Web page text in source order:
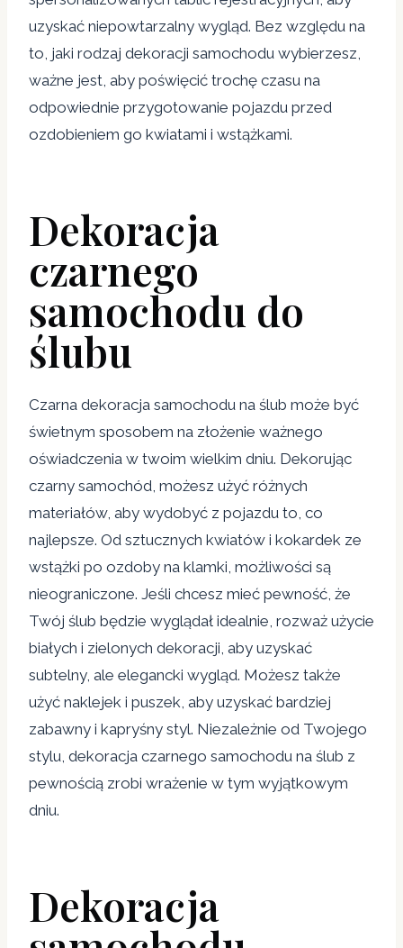
uzyskać niepowtarzalny wygląd. Bez względu na
to, jaki rodzaj dekoracji samochodu wybierzesz,
ważne jest, aby poświęcić trochę czasu na
odpowiednie przygotowanie pojazdu przed
ozdobieniem go kwiatami i wstążkami.
Dekoracja
czarnego
samochodu do
ślubu
Czarna dekoracja samochodu na ślub może być
świetnym sposobem na złożenie ważnego
oświadczenia w twoim wielkim dniu. Dekorując
czarny samochód, możesz użyć różnych
materiałów, aby wydobyć z pojazdu to, co
najlepsze. Od sztucznych kwiatów i kokardek ze
wstążki po ozdoby na klamki, możliwości są
nieograniczone. Jeśli chcesz mieć pewność, że
Twój ślub będzie wyglądał idealnie, rozważ użycie
białych i zielonych dekoracji, aby uzyskać
subtelny, ale elegancki wygląd. Możesz także
użyć naklejek i puszek, aby uzyskać bardziej
zabawny i kapryśny styl. Niezależnie od Twojego
stylu, dekoracja czarnego samochodu na ślub z
pewnością zrobi wrażenie w tym wyjątkowym
dniu.
Dekoracja